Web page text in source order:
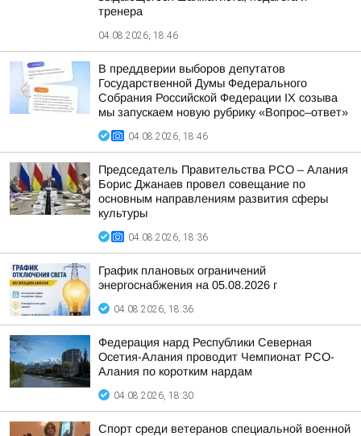
тренера
04.08.2026, 18:46
В преддверии выборов депутатов
Государственной Думы Федерального
Собрания Российской Федерации IX созыва
мы запускаем новую рубрику «Вопрос–ответ»
04.08.2026, 18:46
Председатель Правительства РСО – Алания
Борис Джанаев провел совещание по
основным направлениям развития сферы
культуры
04.08.2026, 18:36
График плановых ограничений
энергоснабжения на 05.08.2026 г
04.08.2026, 18:36
Федерация нард Республики Северная
Осетия-Алания проводит Чемпионат РСО-
Алания по коротким нардам
04.08.2026, 18:30
Спорт среди ветеранов специальной военной